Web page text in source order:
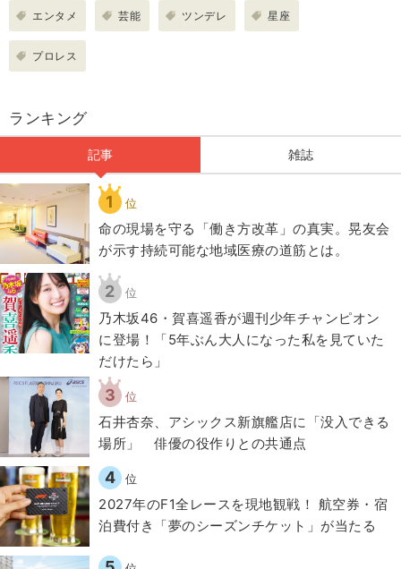
エンタメ 芸能 ツンデレ 星座
プロレス
ランキング
記事 雑誌
1 位
​命の現場を守る「働き方改革」の真実。晃友会
が示す持続可能な地域医療の道筋とは。
2 位
乃木坂46・賀喜遥香が週刊少年チャンピオン
に登場！「5年ぶん大人になった私を見ていた
だけたら」
3 位
石井杏奈、アシックス新旗艦店に「没入できる
場所」 俳優の役作りとの共通点
4 位
2027年のF1全レースを現地観戦！ 航空券・宿
泊費付き「夢のシーズンチケット」が当たる